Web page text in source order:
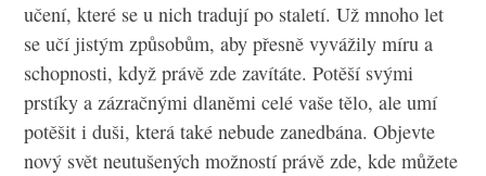
učení, které se u nich tradují po staletí. Už mnoho let
se učí jistým způsobům, aby přesně vyvážily míru a
schopnosti, když právě zde zavítáte. Potěší svými
prstíky a zázračnými dlaněmi celé vaše tělo, ale umí
potěšit i duši, která také nebude zanedbána. Objevte
nový svět neutušených možností právě zde, kde můžete